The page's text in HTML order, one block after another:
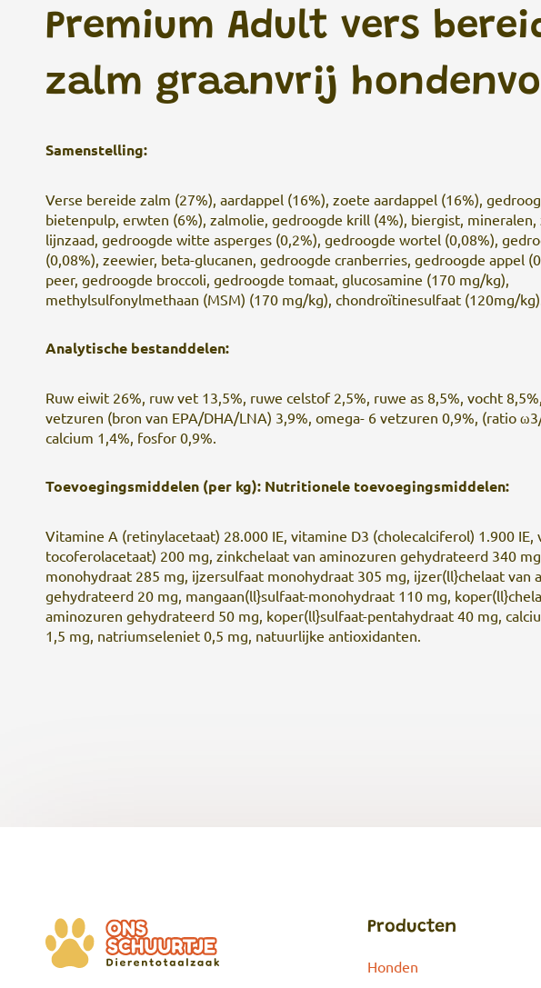
Premium Adult vers
zalm graanvrij
Samenstelling:
Verse bereide zalm (27%), aardappel (16%), zoete aardappel (16%),
bietenpulp, erwten (6%), zalmolie, gedroogde krill (4%), biergist, mineralen,
lijnzaad, gedroogde witte asperges (0,2%), gedroogde wortel (0,08%),
(0,08%), zeewier, beta-glucanen, gedroogde cranberries, gedroogde appel
peer, gedroogde broccoli, gedroogde tomaat, glucosamine (170 mg/kg),
methylsulfonylmethaan (MSM) (170 mg/kg), chondroïtinesulfaat (120mg/
Analytische bestanddelen:
Ruw eiwit 26%, ruw vet 13,5%, ruwe celstof 2,5%, ruwe as 8,5%, vocht
vetzuren (bron van EPA/DHA/LNA) 3,9%, omega- 6 vetzuren 0,9%, (ratio
calcium 1,4%, fosfor 0,9%.
Toevoegingsmiddelen (per kg): Nutritionele toevoegingsmiddelen:
Vitamine A (retinylacetaat) 28.000 IE, vitamine D3 (cholecalciferol) 1.900 IE,
tocoferolacetaat) 200 mg, zinkchelaat van aminozuren gehydrateerd 340
monohydraat 285 mg, ijzersulfaat­ monohydraat 305 mg, ijzer(ll}chelaat van
gehydrateerd 20 mg, mangaan(ll}sulfaat-monohydraat 110 mg,
aminozuren gehydrateerd 50 mg, koper(ll}sulfaat-pentahydraat 40 mg,
1,5 mg, natriumseleniet 0,5 mg, natuurlijke antioxidanten.
Producten
Honden